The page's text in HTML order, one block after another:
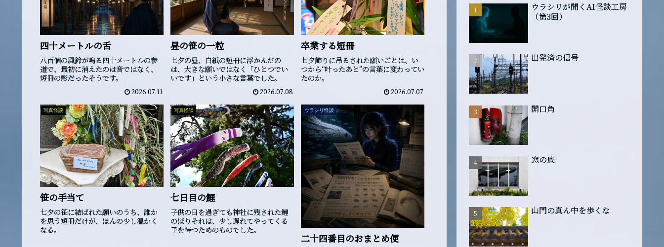
四十メートルの舌
八百個の風鈴が鳴る四十メートルの参
道で、最初に消えたのは音ではなく、
短冊の影だったそうです。
2026.07.11
昼の笹の一粒
七夕の昼、白紙の短冊に浮かんだの
は、大きな願いではなく「ひとつでい
いです」という小さな言葉でした。
2026.07.08
卒業する短冊
七夕飾りに吊るされた願いごとは、い
つから“叶ったあと”の言葉に変わってい
たのか。
2026.07.07
写真怪談
笹の手当て
七夕の笹に結ばれた願いのうち、誰か
を思う短冊だけが、ほんの少し温かく
なる。
写真怪談
七日目の鯉
子供の日を過ぎても神社に残された鯉
のぼり――それは、少し遅れてやってくる
子を待つためのものでした。
ウラシリ怪談
二十四番目のおまとめ便
ウラシリが聞くAI怪談工房
（第3回）
出発済の信号
開口角
窓の底
山門の真ん中を歩くな